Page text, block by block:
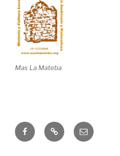
Mas La Mateba
Correo
electrónico